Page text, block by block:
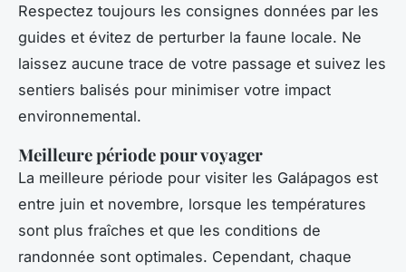
Respectez toujours les consignes données par les
guides et évitez de perturber la faune locale. Ne
laissez aucune trace de votre passage et suivez les
sentiers balisés pour minimiser votre impact
environnemental.
Meilleure période pour voyager
La meilleure période pour visiter les Galápagos est
entre juin et novembre, lorsque les températures
sont plus fraîches et que les conditions de
randonnée sont optimales. Cependant, chaque